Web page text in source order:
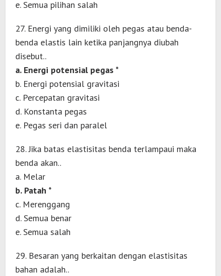
e. Semua pilihan salah
27. Energi yang dimiliki oleh pegas atau benda-
benda elastis lain ketika panjangnya diubah
disebut..
a. Energi potensial pegas *
b. Energi potensial gravitasi
c. Percepatan gravitasi
d. Konstanta pegas
e. Pegas seri dan paralel
28. Jika batas elastisitas benda terlampaui maka
benda akan..
a. Melar
b. Patah *
c. Merenggang
d. Semua benar
e. Semua salah
29. Besaran yang berkaitan dengan elastisitas
bahan adalah..